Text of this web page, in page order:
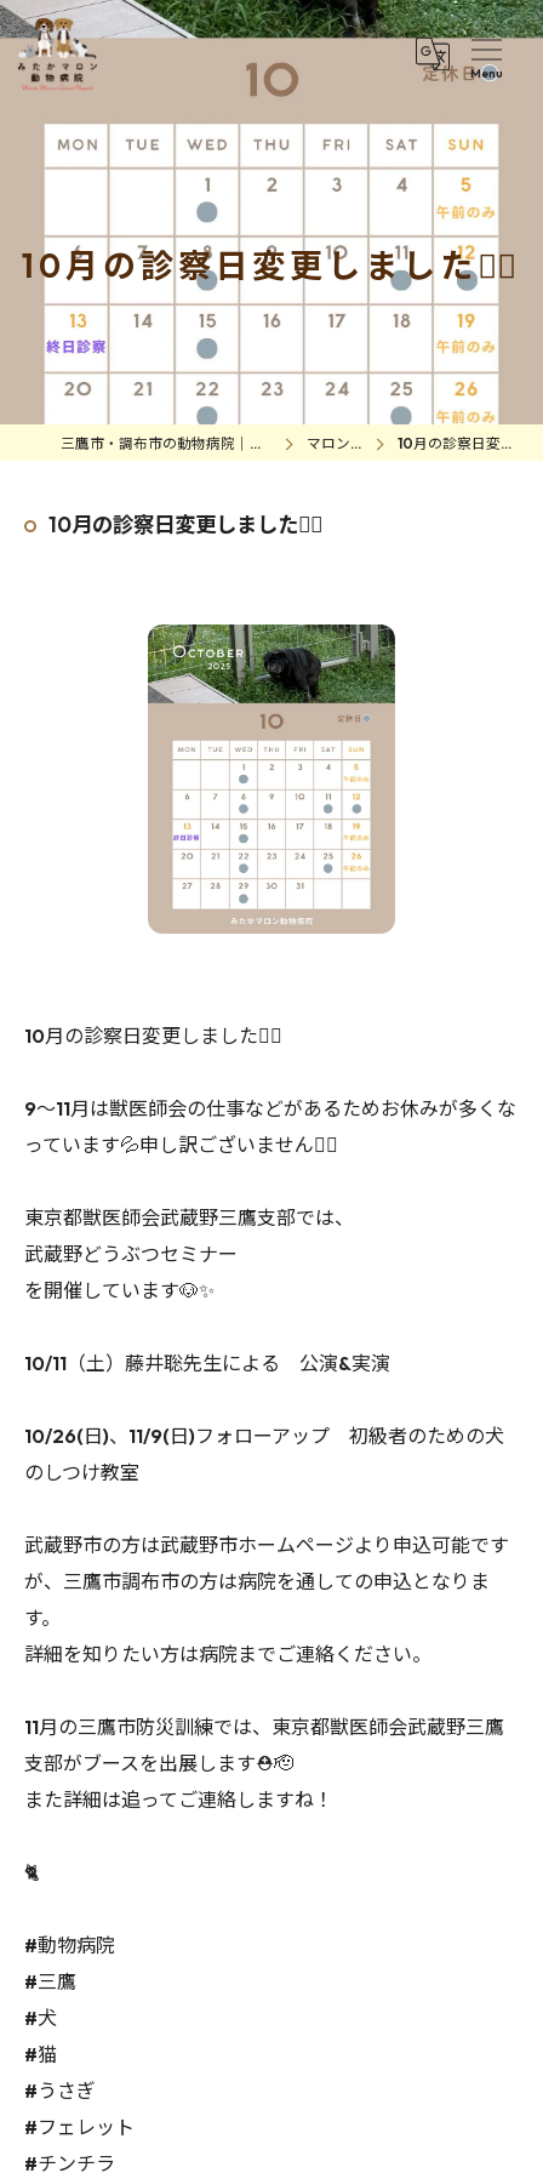
10月の診察日変更しました🙇‍♀️
三鷹市・調布市の動物病院｜みたかマロン動物病院 マロンの日常 10月の診察日変更しました🙇‍♀️
10月の診察日変更しました🙇‍♀️
10月の診察日変更しました🙇‍♀️
9〜11月は獣医師会の仕事などがあるためお休みが多くな
っています💦申し訳ございません🙇‍♀️
東京都獣医師会武蔵野三鷹支部では、
武蔵野どうぶつセミナー
を開催しています🐶✨
10/11（土）藤井聡先生による 公演&実演
10/26(日)、11/9(日)フォローアップ 初級者のための犬
のしつけ教室
武蔵野市の方は武蔵野市ホームページより申込可能です
が、三鷹市調布市の方は病院を通しての申込となりま
す。
詳細を知りたい方は病院までご連絡ください。
11月の三鷹市防災訓練では、東京都獣医師会武蔵野三鷹
支部がブースを出展します⛑️🫡
また詳細は追ってご連絡しますね！
🐈
#動物病院
#三鷹
#犬
#猫
#うさぎ
#フェレット
#チンチラ